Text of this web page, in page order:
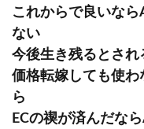
これからで良いな
ない
今後生き残るとさ
価格転嫁しても使
ら
ECの禊が済んだな